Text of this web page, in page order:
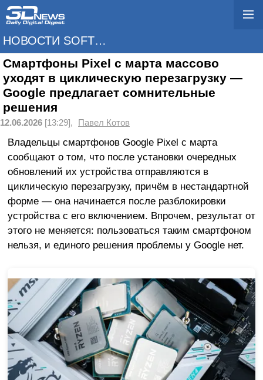
НОВОСТИ SOFTWARE
Смартфоны Pixel с марта массово
уходят в циклическую перезагрузку —
Google предлагает сомнительные
решения
12.06.2026 [13:29], Павел Котов
Владельцы смартфонов Google Pixel с марта
сообщают о том, что после установки очередных
обновлений их устройства отправляются в
циклическую перезагрузку, причём в нестандартной
форме — она начинается после разблокировки
устройства с его включением. Впрочем, результат от
этого не меняется: пользоваться таким смартфоном
нельзя, и единого решения проблемы у Google нет.